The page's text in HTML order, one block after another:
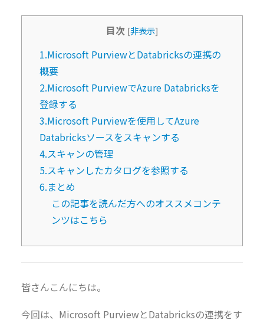
目次 [非表示]
1.Microsoft PurviewとDatabricksの連携の
概要
2.Microsoft PurviewでAzure Databricksを
登録する
3.Microsoft Purviewを使用してAzure
Databricksソースをスキャンする
4.スキャンの管理
5.スキャンしたカタログを参照する
6.まとめ
この記事を読んだ方へのオススメコンテ
ンツはこちら
皆さんこんにちは。
今回は、Microsoft PurviewとDatabricksの連携をす